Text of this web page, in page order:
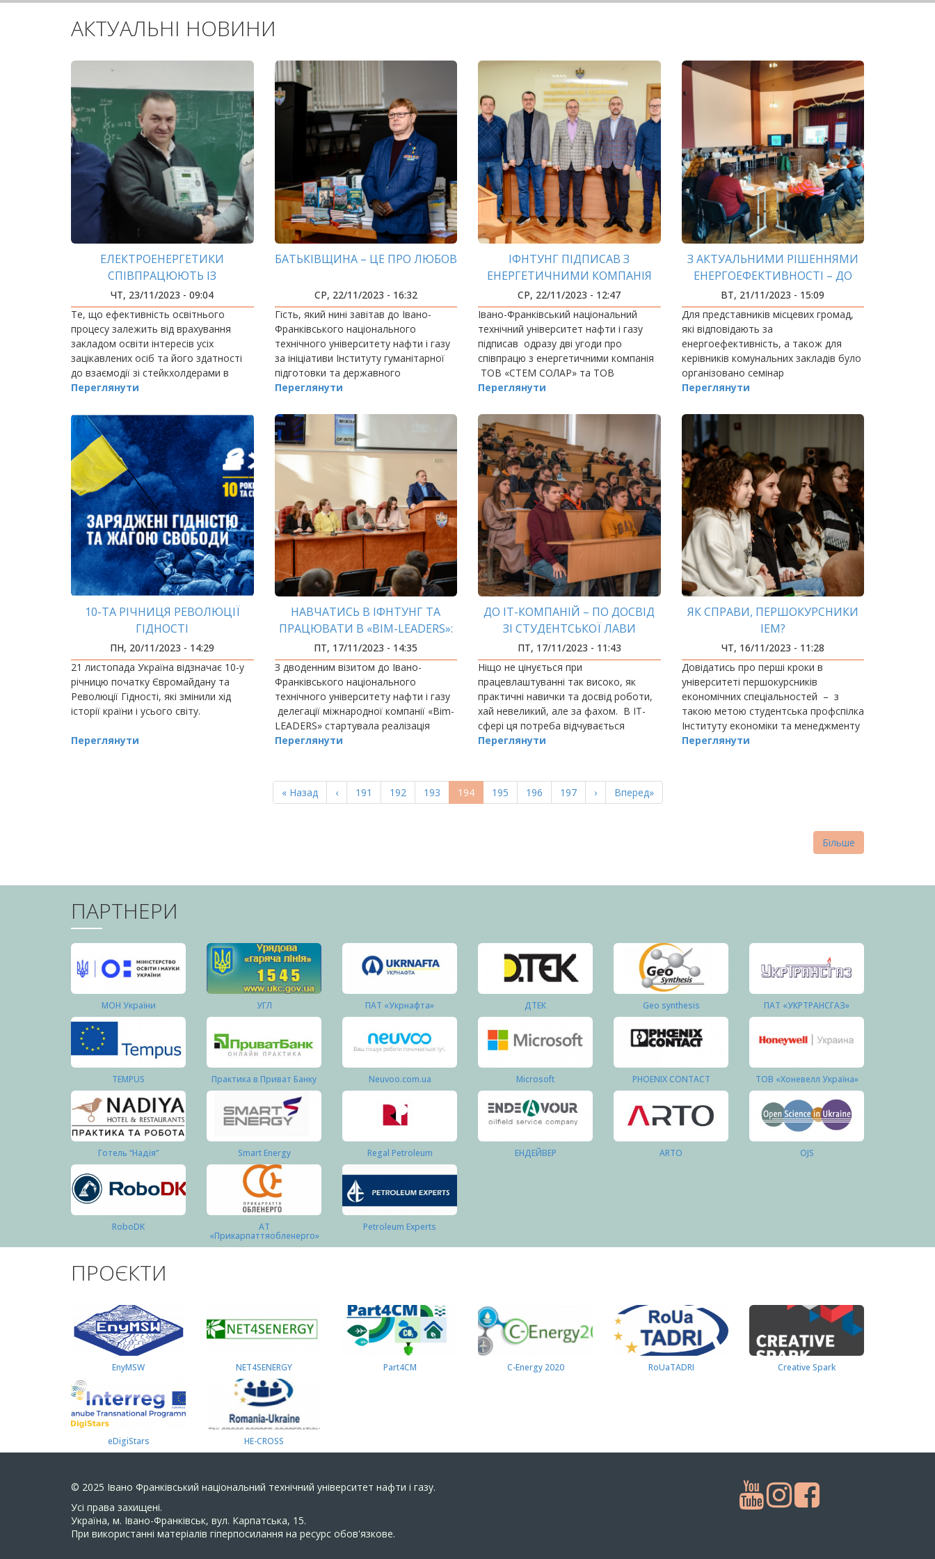
АКТУАЛЬНІ НОВИНИ
ЕЛЕКТРОЕНЕРГЕТИКИ
СПІВПРАЦЮЮТЬ ІЗ
СТЕЙКХОЛДЕРАМИ НА ПОВНУ
СИЛУ
ЧТ, 23/11/2023 - 09:04
Те, що ефективність освітнього
процесу залежить від врахування
закладом освіти інтересів усіх
зацікавлених осіб та його здатності
до взаємодії зі стейкхолдерами в
освітньому середовищі, сумнівів
Переглянути
БАТЬКІВЩИНА – ЦЕ ПРО ЛЮБОВ
СР, 22/11/2023 - 16:32
Гість, який нині завітав до Івано-
Франківського національного
технічного університету нафти і газу
за ініціативи Інституту гуманітарної
підготовки та державного
управління, відомий всій державі.
Переглянути
ІФНТУНГ ПІДПИСАВ З
ЕНЕРГЕТИЧНИМИ КОМПАНІЯ
ОДРАЗУ ДВІ УГОДИ ПРО
СПІВПРАЦЮ
СР, 22/11/2023 - 12:47
Івано-Франківський національний
технічний університет нафти і газу
підписав одразу дві угоди про
співпрацю з енергетичними компанія
ТОВ «СТЕМ СОЛАР» та ТОВ
«Прикарпа
Переглянути
З АКТУАЛЬНИМИ РІШЕННЯМИ
ЕНЕРГОЕФЕКТИВНОСТІ – ДО
ПРИКАРПАТСЬКИХ ГРОМАД
ВТ, 21/11/2023 - 15:09
Для представників місцевих громад,
які відповідають за
енергоефективність, а також для
керівників комунальних закладів було
організовано семінар
«Енергоефективність, енергобезпека
комунальних закладах
територіальних…
Переглянути
10-ТА РІЧНИЦЯ РЕВОЛЮЦІЇ
ГІДНОСТІ
ПН, 20/11/2023 - 14:29
21 листопада Україна відзначає 10-у
річницю початку Євромайдану та
Революції Гідності, які змінили хід
історії країни і усього світу.
Переглянути
НАВЧАТИСЬ В ІФНТУНГ ТА
ПРАЦЮВАТИ В «BIM-LEADERS»:
НОВІ ПЕРСПЕКТИВИ
ПТ, 17/11/2023 - 14:35
З дводенним візитом до Івано-
Франківського національного
технічного університету нафти і газу
делегації міжнародної компанії «Bim-
LEADERS» стартувала реалізація
підписаного нещодавно ректором
Переглянути
ДО ІТ-КОМПАНІЙ – ПО ДОСВІД
ЗІ СТУДЕНТСЬКОЇ ЛАВИ
ПТ, 17/11/2023 - 11:43
Ніщо не цінується при
працевлаштуванні так високо, як
практичні навички та досвід роботи,
хай невеликий, але за фахом. В ІТ-
сфері ця потреба відчувається
особливо гостро, тут все
Переглянути
ЯК СПРАВИ, ПЕРШОКУРСНИКИ
ІЕМ?
ЧТ, 16/11/2023 - 11:28
Довідатись про перші кроки в
університеті першокурсників
економічних спеціальностей – з
такою метою студентська профспілка
Інституту економіки та менеджменту
організувала захід &nb
Переглянути
Перша
сторінка
« Назад
Попередня
сторінка
‹ Page
191 Page
192 Page
193
Поточна
сторінка
194 Page
195 Page
196 Page
197
Наступна
сторінка
›
Остання
сторінка
Вперед»
Більше
ПАРТНЕРИ
МОН України УГЛ ПАТ «Укрнафта» ДТЕК Geo synthesis ПАТ «УКРТРАНСГАЗ»
TEMPUS Практика в Приват Банку Neuvoo.com.ua Microsoft PHOENIX CONTACT ТОВ «Хоневелл Україна»
Готель “Надія” Smart Energy Regal Petroleum ЕНДЕЙВЕР ARTO OJS
RoboDK АТ
«Прикарпаттяобленерго»
Petroleum Experts
ПРОЄКТИ
EnyMSW NET4SENERGY Part4СМ C-Energy 2020 RoUaTADRI Creative Spark
eDigiStars HE-CROSS
© 2025 Івано Франківський національний технічний університет нафти і газу.
Усi права захищенi.
Україна, м. Івано-Франківськ, вул. Карпатська, 15.
При використанні матеріалів гіперпосилання на ресурс обов'язкове.